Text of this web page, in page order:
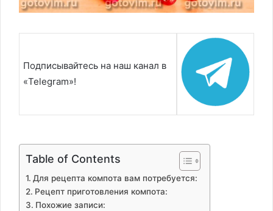
Подписывайтесь на наш канал в
«Telegram»!
Table of Contents
Для рецепта компота вам потребуется:
Рецепт приготовления компота:
Похожие записи: